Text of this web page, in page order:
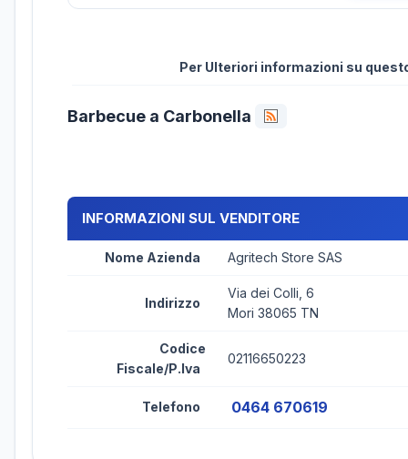
Per Ulteriori informazioni su
Barbecue a Carbonella
INFORMAZIONI SUL VENDITORE
Nome Azienda Agritech Store SAS
Indirizzo
Via dei Colli, 6
Mori 38065 TN
Codice
Fiscale/P.Iva
02116650223
Telefono 0464 670619